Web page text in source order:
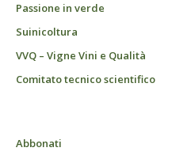
Passione in verde
Suinicoltura
VVQ – Vigne Vini e Qualità
Comitato tecnico scientifico
Abbonati